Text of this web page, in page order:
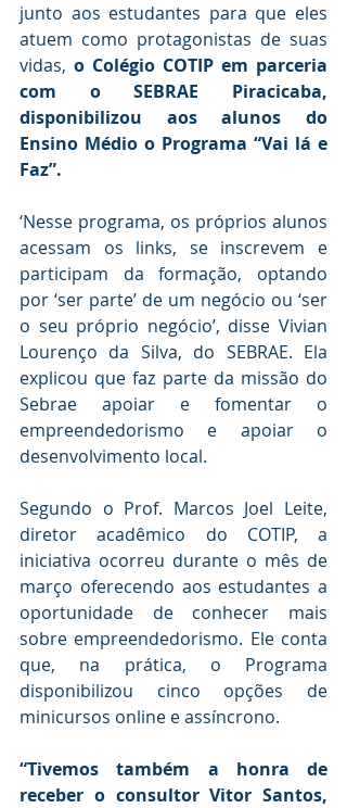
junto aos estudantes para que eles
atuem como protagonistas de suas
vidas, o Colégio COTIP em parceria
com o SEBRAE Piracicaba,
disponibilizou aos alunos do
Ensino Médio o Programa “Vai lá e
Faz”.
‘Nesse programa, os próprios alunos
acessam os links, se inscrevem e
participam da formação, optando
por ‘ser parte’ de um negócio ou ‘ser
o seu próprio negócio’, disse Vivian
Lourenço da Silva, do SEBRAE. Ela
explicou que faz parte da missão do
Sebrae apoiar e fomentar o
empreendedorismo e apoiar o
desenvolvimento local.
Segundo o Prof. Marcos Joel Leite,
diretor acadêmico do COTIP, a
iniciativa ocorreu durante o mês de
março oferecendo aos estudantes a
oportunidade de conhecer mais
sobre empreendedorismo. Ele conta
que, na prática, o Programa
disponibilizou cinco opções de
minicursos online e assíncrono.
“Tivemos também a honra de
receber o consultor Vitor Santos,